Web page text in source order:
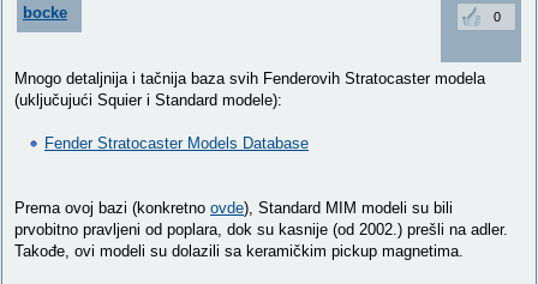
bocke 0
Mnogo detaljnija i tačnija baza svih Fenderovih Stratocaster modela
(uključujući Squier i Standard modele):
Fender Stratocaster Models Database
Prema ovoj bazi (konkretno ovde), Standard MIM modeli su bili
prvobitno pravljeni od poplara, dok su kasnije (od 2002.) prešli na adler.
Takođe, ovi modeli su dolazili sa keramičkim pickup magnetima.